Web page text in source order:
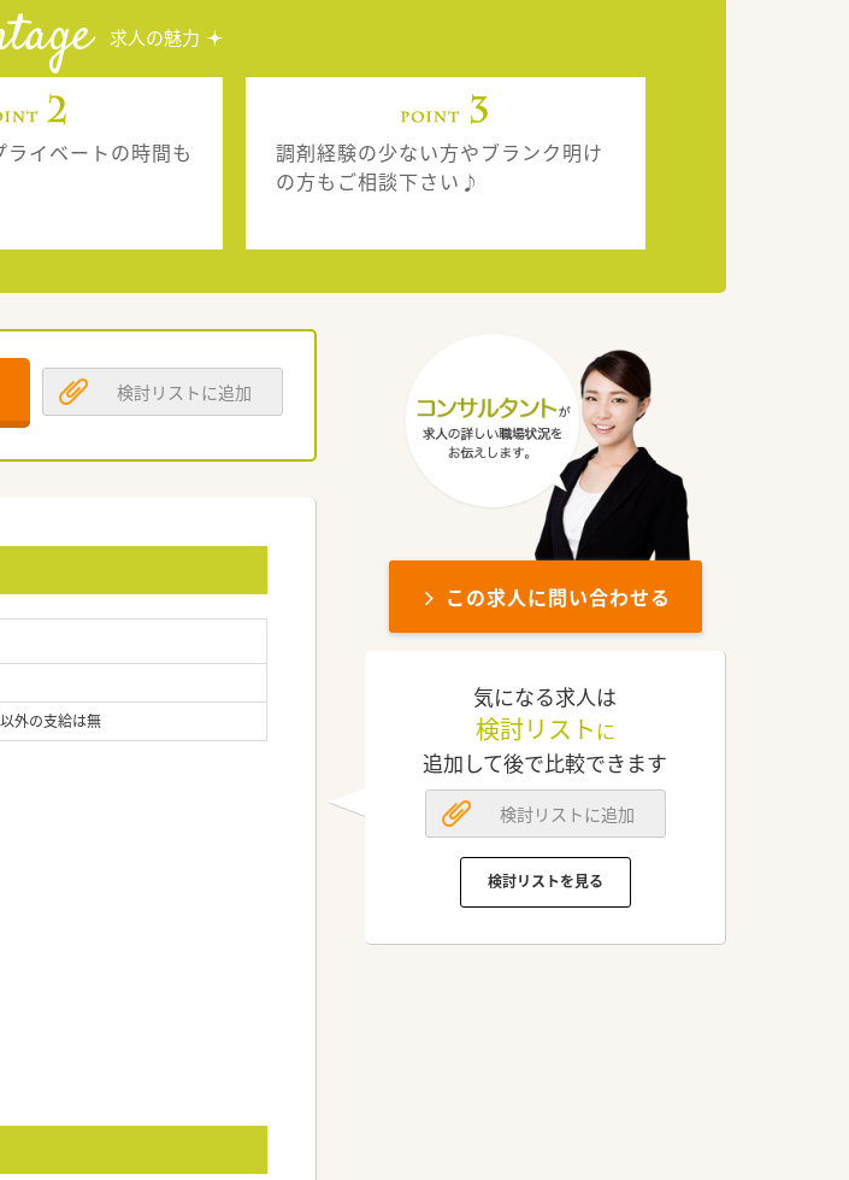
求人の魅力
ライベートの時間も
調剤経験の少ない方やブランク明け
の方もご相談下さい♪
検討リストに追加
外の支給は無
この求人に問い合わせる
気になる求人は
検討リスト に
追加して後で比較できます
検討リストに追加
検討リストを見る